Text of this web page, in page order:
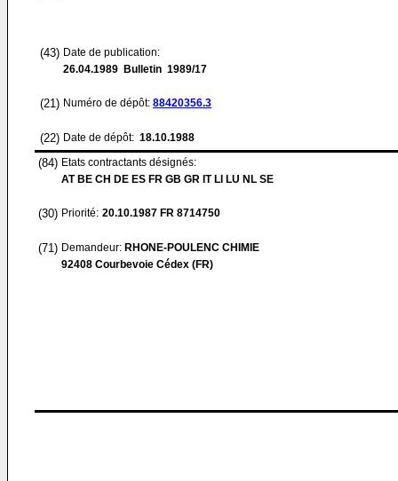
(43) Date de publication:
26.04.1989 Bulletin 1989/17
(21) Numéro de dépôt: 88420356.3
(22) Date de dépôt: 18.10.1988
(84) Etats contractants désignés:
AT BE CH DE ES FR GB GR IT LI LU NL SE
(30) Priorité: 20.10.1987 FR 8714750
(71) Demandeur: RHONE-POULENC CHIMIE
92408 Courbevoie Cédex (FR)